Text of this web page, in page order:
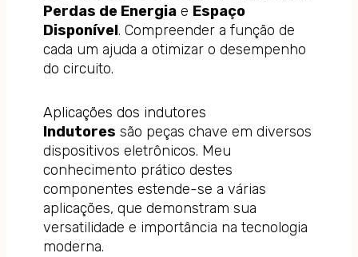
Perdas de Energiae Espaço
Disponível. Compreender a função de
cada um ajuda a otimizar o desempenho
do circuito.
Aplicações dos indutores
Indutores são peças chave em diversos
dispositivos eletrônicos. Meu
conhecimento prático destes
componentes estende-se a várias
aplicações, que demonstram sua
versatilidade e importância na tecnologia
moderna.